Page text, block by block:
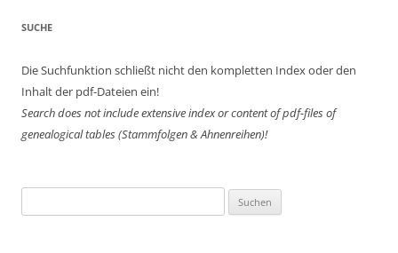
SUCHE
Die Suchfunktion schließt nicht den kompletten Index oder den
Inhalt der pdf-Dateien ein!
Search does not include extensive index or content ofpdf-files of
genealogical tables (Stammfolgen & Ahnenreihen)!
nach: